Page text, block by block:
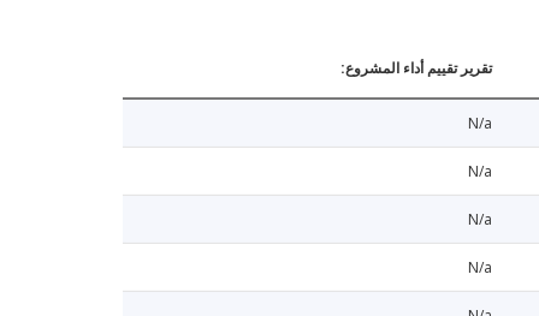
تقرير تقييم أداء المشروع:
N/a
N/a
N/a
N/a